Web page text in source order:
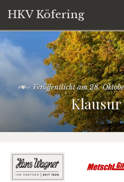
HKV Köfering
Zum
Inhalt
springen
Startseite
Brotbackofen
Kirwaleit
Über uns
Veröffentlicht am28.
Klausur